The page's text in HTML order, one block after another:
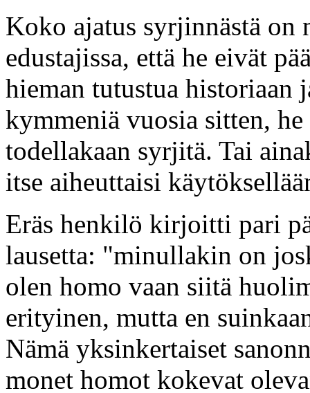
Koko ajatus syrjinnästä on
edustajissa, että he eivät
hieman tutustua
kymmeniä vuosia sitten,
todellakaan syrjitä. Tai
itse aiheuttaisi
Eräs henkilö kirjoitti pari
lausetta: "minullakin on
olen homo vaan siitä
erityinen, mutta en
Nämä yksinkertaiset
monet homot kokevat